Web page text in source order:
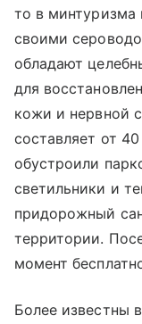
то в минтуризма
своими
обладают
для
кожи и нервной
составляет от
обустроили
светильники и
придорожный
территории.
момент
Более известны